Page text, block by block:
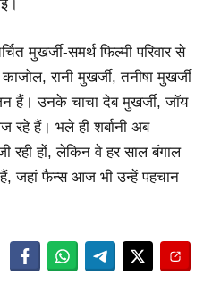
मुखर्जी-समर्थ फिल्मी परिवार से
रानी मुखर्जी, तनीषा मुखर्जी
हैं। उनके चाचा देब मुखर्जी, जॉय
रहे हैं। भले ही शर्बानी अब
रही हों, लेकिन वे हर साल बंगाल
जहां फैन्स आज भी उन्हें पहचान